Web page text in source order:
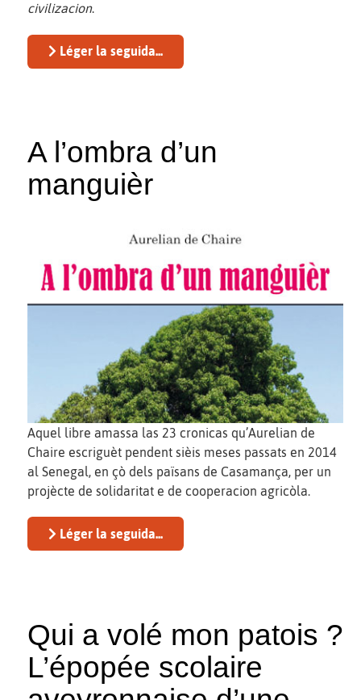
civilizacion.
Léger la seguida...
A l’ombra d’un
manguièr
Aquel libre amassa las 23 cronicas qu’Aurelian de
Chaire escriguèt pendent sièis meses passats en 2014
al Senegal, en çò dels païsans de Casamança, per un
projècte de solidaritat e de cooperacion agricòla.
Léger la seguida...
Qui a volé mon patois ?
L’épopée scolaire